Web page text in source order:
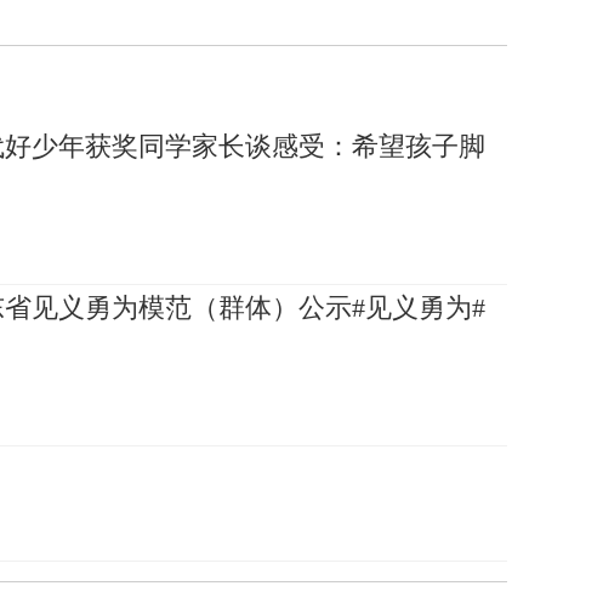
少年获奖同学家长谈感受：希望孩子脚
见义勇为模范（群体）公示#见义勇为#